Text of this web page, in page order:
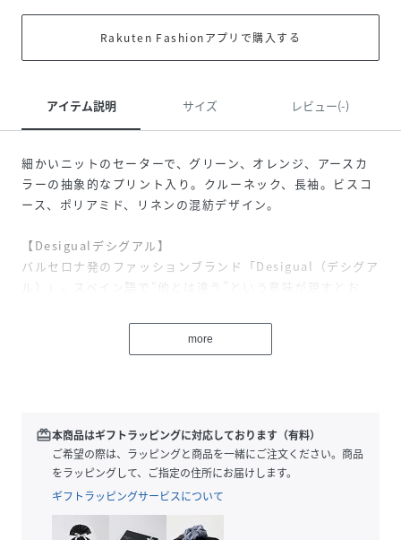
Rakuten Fashionアプリで購入する
アイテム説明 サイズ レビュー(-)
細かいニットのセーターで、グリーン、オレンジ、アースカ
ラーの抽象的なプリント入り。クルーネック、長袖。ビスコ
ース、ポリアミド、リネンの混紡デザイン。
【Desigualデシグアル】
バルセロナ発のファッションブランド「Desigual（デシグア
ル）」。スペイン語で“他とは違う”という意味が現すとお
な色使いやエキゾチックなパターン、パッチワークやデニム
など着る人の個性を引き立てるアイテムを展開。デイリーに
う)は、自分自身が他の人と違うことがどれだけ大切で楽しい
ことなのかを改めて感じてもらいたいという私たちの願いが
込められています。自由で楽しく、カラフルで前向き。本当
の自分を呼び覚ます鮮やかなカラーやプリント、他とは一味
違うスタイルはファッションを楽しくするものばかりです。
more
redeem本商品はギフトラッピングに対応しております（有料）
ご希望の際は、ラッピングと商品を一緒にご注文ください。商品
をラッピングして、ご指定の住所にお届けします。
ギフトラッピングサービスについて